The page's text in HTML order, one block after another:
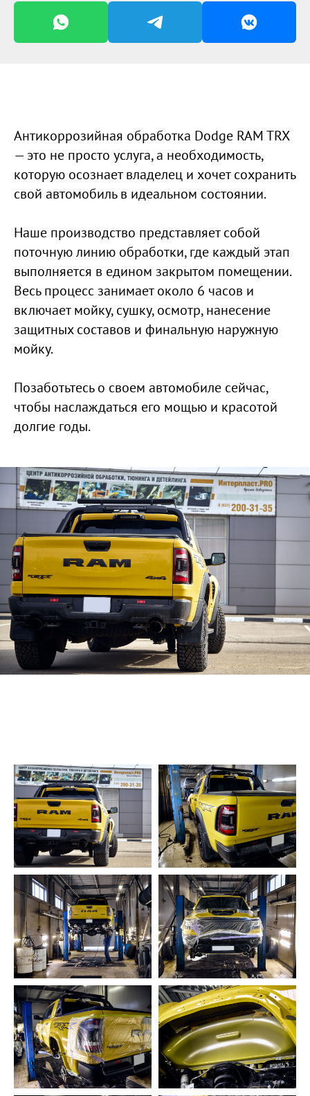
Антикоррозийная обработка Dodge RAM TRX
— это не просто услуга, а необходимость,
которую осознает владелец и хочет сохранить
свой автомобиль в идеальном состоянии.
Наше производство представляет собой
поточную линию обработки, где каждый этап
выполняется в едином закрытом помещении.
Весь процесс занимает около 6 часов и
включает мойку, сушку, осмотр, нанесение
защитных составов и финальную наружную
мойку.
Позаботьтесь о своем автомобиле сейчас,
чтобы наслаждаться его мощью и красотой
долгие годы.
ИНН: 525623291272
ОГРНИП: 320527500066833
Р/сч: 40802810342000048698
Банк: Волго-Вятский Банк ПАО Сбербанк
БИК: 042202603
К/сч: 30101810900000000603
© 2026. Все права защищены
Заполните форму, мы свяжемся с вами и
проконсультируем по услугам,
стоимости и срокам выполнения работ
ПОДАРИТЕ
АВТОМОБИЛЮ
ПРОФЕССИОНАЛЬНУЮ
ЗАЩИТУ
Отправляя заявку, вы соглашаетесь наОбработку
Политика конфиденциальности
Обработка персональных данных